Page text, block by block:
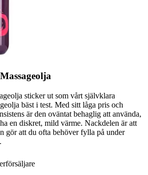
sticker ut som vårt självklara
bäst i test. Med sitt låga pris och
är den oväntat behaglig att använda,
en diskret, mild värme. Nackdelen är att
gör att du ofta behöver fylla på under